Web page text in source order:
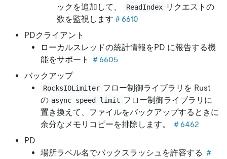
ックを追加して、
ReadIndex リクエストの
数を監視します ＃6610
PDクライアント
ローカルスレッドの統計情報をPD に報告する機
能をサポート ＃6605
バックアップ
RocksIOLimiter フロー制御ライブラリを Rust
の async-speed-limit フロー制御ライブラリに
置き換えて、ファイルをバックアップするときに
余分なメモリコピーを排除します。
＃6462
PD
場所ラベル名でバックスラッシュを許容する ＃